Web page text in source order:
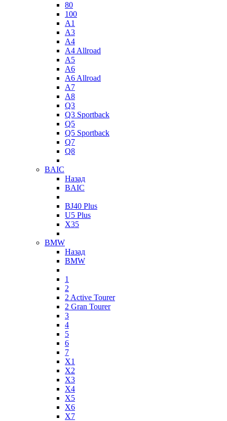
80
100
A1
A3
A4
A4 Allroad
A5
A6
A6 Allroad
A7
A8
Q3
Q3 Sportback
Q5
Q5 Sportback
Q7
Q8
BAIC
Назад
BAIC
BJ40 Plus
U5 Plus
X35
BMW
Назад
BMW
1
2
2 Active Tourer
2 Gran Tourer
3
4
5
6
7
X1
X2
X3
X4
X5
X6
X7